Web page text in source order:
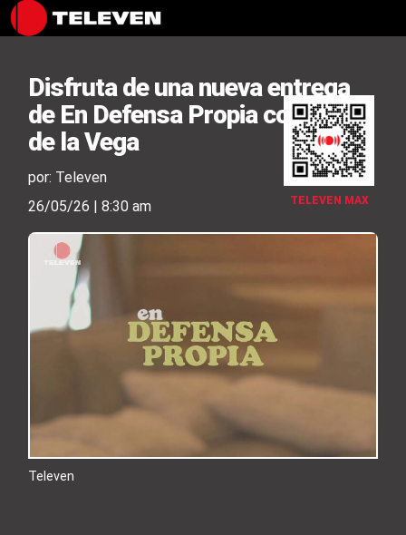
TELEVEN MAX
Disfruta de una nueva entrega
de En Defensa Propia con Érika
de la Vega
por: Televen
26/05/26 | 8:30 am
Televen